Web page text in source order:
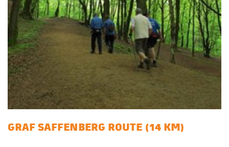
GRAF SAFFENBERG ROUTE (14 KM)